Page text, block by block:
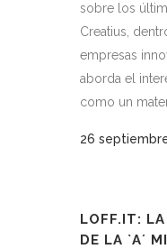
sobre los
Creatius,
empresas
aborda el
como un
26
LOFF.IT: LA
DE LA `A´